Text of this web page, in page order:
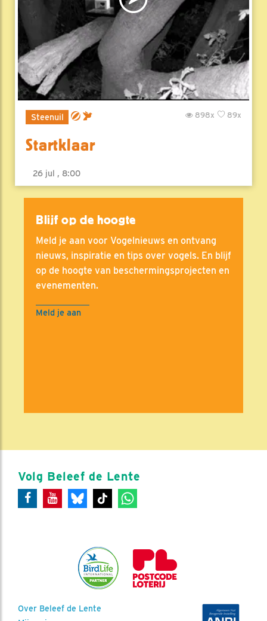
Steenuil 89x
898x
Startklaar
26 jul , 8:00
Blijf op de hoogte
Meld je aan voor Vogelnieuws en ontvang
nieuws, inspiratie en tips over vogels. En blijf
op de hoogte van beschermingsprojecten en
evenementen.
Meld je aan
Volg Beleef de Lente
Over Beleef de Lente